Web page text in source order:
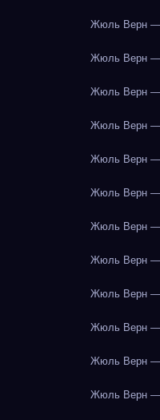
Жюль Верн —
Жюль Верн —
Жюль Верн —
Жюль Верн —
Жюль Верн —
Жюль Верн —
Жюль Верн —
Жюль Верн —
Жюль Верн —
Жюль Верн —
Жюль Верн —
Жюль Верн —